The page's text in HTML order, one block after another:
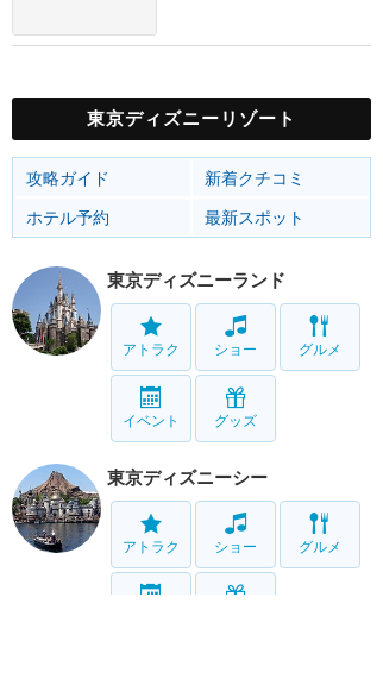
東京ディズニーリゾート
攻略ガイド
新着クチコミ
ホテル予約
最新スポット
東京ディズニーランド
アトラク ショー グルメ
イベント グッズ
東京ディズニーシー
アトラク ショー グルメ